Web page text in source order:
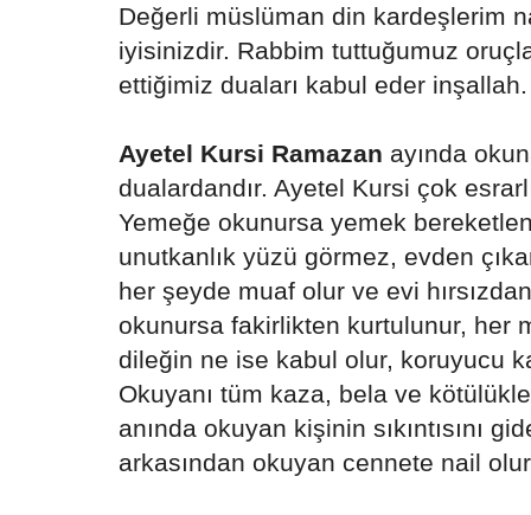
Değerli müslüman din kardeşlerim
iyisinizdir. Rabbim tuttuğumuz
ettiğimiz duaları kabul eder inşallah.
Ayetel Kursi Ramazan ayında
dualardandır. Ayetel Kursi çok
Yemeğe okunursa yemek
unutkanlık yüzü görmez, evden
her şeyde muaf olur ve evi
okunursa fakirlikten kurtulunur, her
dileğin ne ise kabul olur, koruyucu
Okuyanı tüm kaza, bela ve
anında okuyan kişinin sıkıntısını
arkasından okuyan cennete nail